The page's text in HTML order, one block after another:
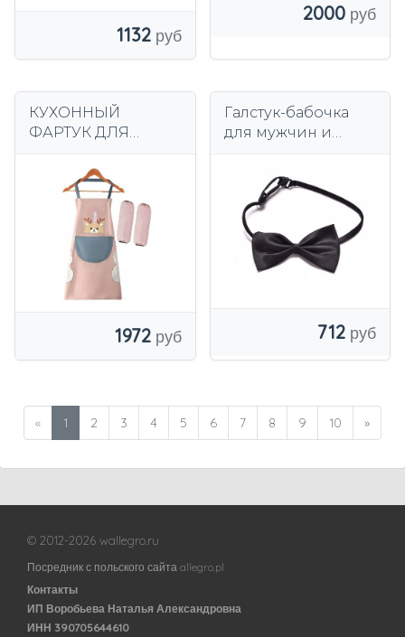
1132
2000
КУХОННЫЙ
ФАРТУК ДЛЯ
КРАСКУ,
ЗАЩИТНЫЙ +
РУКАВА
1972
Галстук-бабочка
для мужчин и
712
« 1 2 3 4 5 6 7 8 9 10 »
© 2012-2026 wallegro.ru
Посредник с польского сайта allegro.pl
Контакты
ИП Воробьева Наталья Александровна
ИНН 390705644610